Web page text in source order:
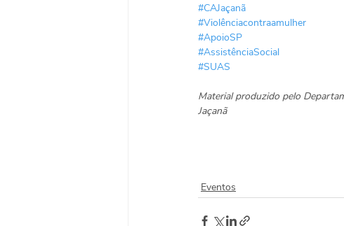
#CAJaçanã
#Violênciacontraamulher
#ApoioSP
#AssistênciaSocial
#SUAS
Material produzido pelo
Jaçanã
Eventos